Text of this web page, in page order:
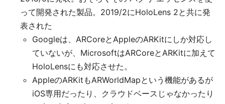
って開発された製品。2019/2にHoloLens 2と共に発
表された
Googleは、ARCoreとAppleのARKitにしか対応し
ていないが、MicrosoftはARCoreとARKitに加えて
HoloLensにも対応させた。
AppleのARKitもARWorldMapという機能があるが
iOS専用だったり、クラウドベースじゃなかったり